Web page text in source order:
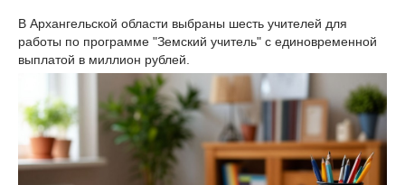
В Архангельской области выбраны шесть учителей для
работы по программе "Земский учитель" с единовременной
выплатой в миллион рублей.